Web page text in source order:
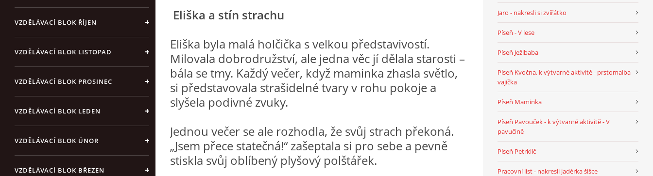
VZDĚLÁVACÍ BLOK ŘÍJEN
VZDĚLÁVACÍ BLOK LISTOPAD
VZDĚLÁVACÍ BLOK PROSINEC
VZDĚLÁVACÍ BLOK LEDEN
VZDĚLÁVACÍ BLOK ÚNOR
VZDĚLÁVACÍ BLOK BŘEZEN
Eliška a stín strachu
Eliška byla malá holčička s velkou představivostí.
Milovala dobrodružství, ale jedna věc jí dělala starosti –
bála se tmy. Každý večer, když maminka zhasla světlo,
si představovala strašidelné tvary v rohu pokoje a
slyšela podivné zvuky.
Jednou večer se ale rozhodla, že svůj strach překoná.
„Jsem přece statečná!“ zašeptala si pro sebe a pevně
stiskla svůj oblíbený plyšový polštářek.
Jaro - nakresli si zvířátko
Píseň - V lese
Píseň Ježibaba
Píseň Kvočna, k výtvarné aktivitě - prstomalba
vajíčka
Píseň Maminka
Píseň Pavouček - k výtvarné aktivitě - V
pavučině
Píseň Petrklíč
Pracovní list - nakresli jadérka šišce